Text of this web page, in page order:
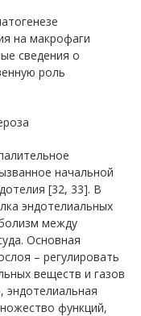
на макрофаги
сведения о
роль
начальной
[32, 33]. В
эндотелиальных
между
Основная
– регулировать
веществ и газов
функций,